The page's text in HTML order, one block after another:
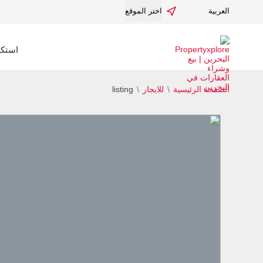
العربية اختر الموقع
الصفحة الرئيسية للایجار listing